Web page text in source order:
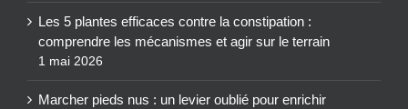
Les 5 plantes efficaces contre la constipation :
comprendre les mécanismes et agir sur le terrain
1 mai 2026
Marcher pieds nus : un levier oublié pour enrichir